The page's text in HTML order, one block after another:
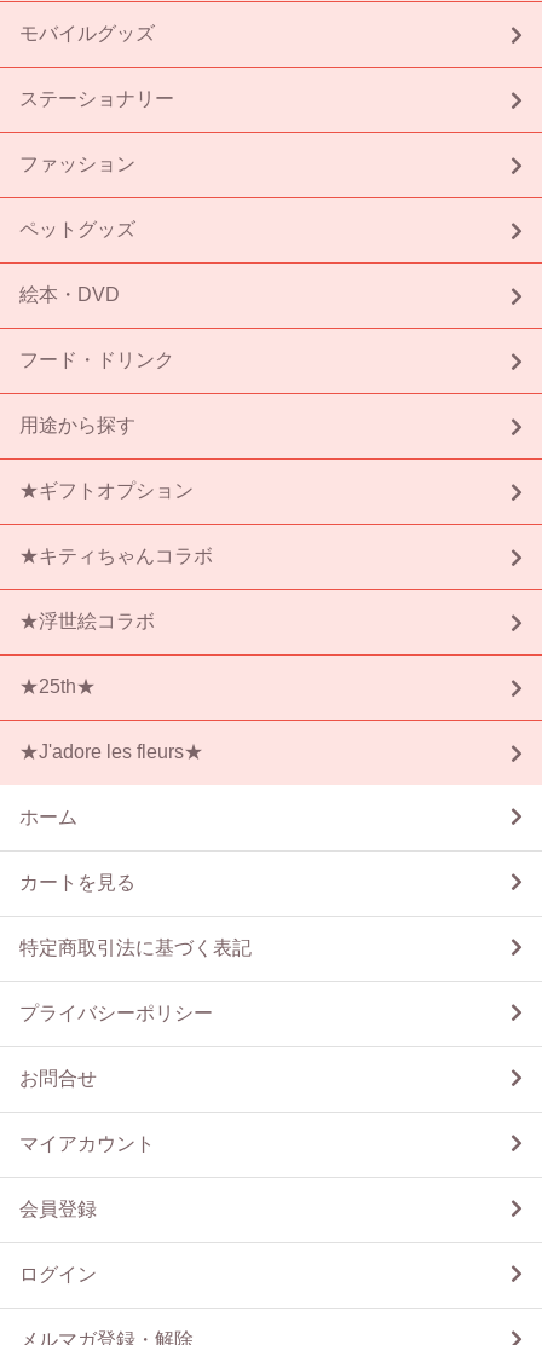
モバイルグッズ
ステーショナリー
ファッション
ペットグッズ
絵本・DVD
フード・ドリンク
用途から探す
★ギフトオプション
★キティちゃんコラボ
★浮世絵コラボ
★25th★
★J'adore les fleurs★
ホーム
カートを見る
特定商取引法に基づく表記
プライバシーポリシー
お問合せ
マイアカウント
会員登録
ログイン
メルマガ登録・解除